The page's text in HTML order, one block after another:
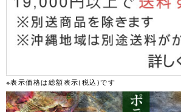
※表示価格は総額表示(税込)です